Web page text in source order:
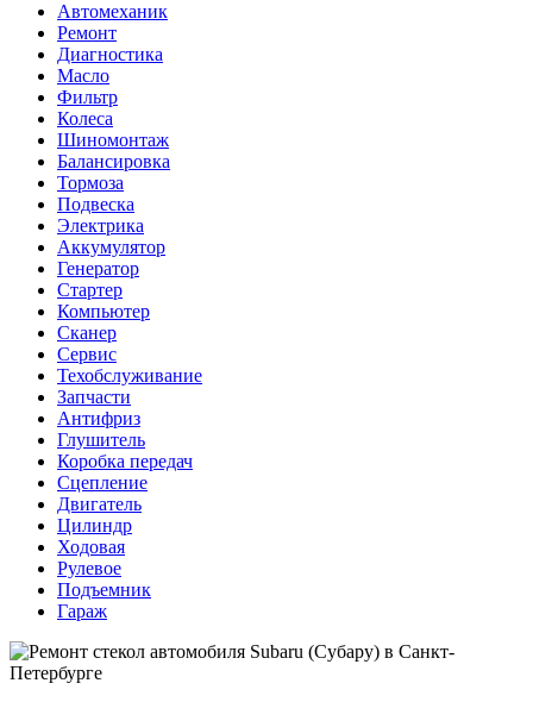
Автомеханик
Ремонт
Диагностика
Масло
Фильтр
Колеса
Шиномонтаж
Балансировка
Тормоза
Подвеска
Электрика
Аккумулятор
Генератор
Стартер
Компьютер
Сканер
Сервис
Техобслуживание
Запчасти
Антифриз
Глушитель
Коробка передач
Сцепление
Двигатель
Цилиндр
Ходовая
Рулевое
Подъемник
Гараж